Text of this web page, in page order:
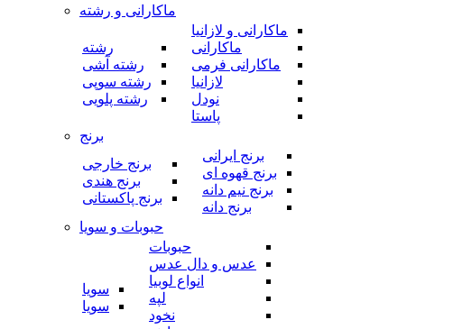
ماکارانی و رشته
ماکارانی و لازانیا
ماکارانی
ماکارانی فرمی
لازانیا
نودل
پاستا
رشته
رشته آشی
رشته سوپی
رشته پلویی
برنج
برنج ایرانی
برنج قهوه ای
برنج نیم دانه
برنج دانه
برنج خارجی
برنج هندی
برنج پاکستانی
حبوبات و سویا
حبوبات
عدس و دال عدس
انواع لوبیا
لپه
نخود
سویا
سویا